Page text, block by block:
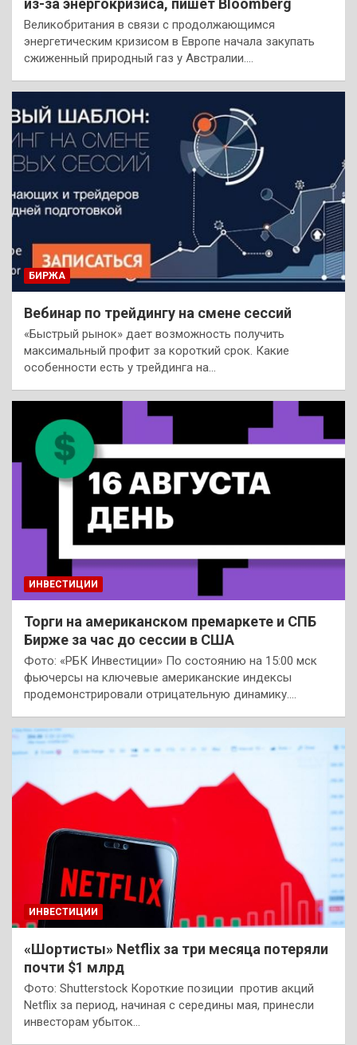
из-за энергокризиса, пишет Bloomberg
Великобритания в связи с продолжающимся
энергетическим кризисом в Европе начала закупать
сжиженный природный газ у Австралии.…
БИРЖА
Вебинар по трейдингу на смене сессий
«Быстрый рынок» дает возможность получить
максимальный профит за короткий срок. Какие
особенности есть у трейдинга на…
ИНВЕСТИЦИИ
Торги на американском премаркете и СПБ
Бирже за час до сессии в США
Фото: «РБК Инвестиции» По состоянию на 15:00 мск
фьючерсы на ключевые американские индексы
продемонстрировали отрицательную динамику.…
ИНВЕСТИЦИИ
«Шортисты» Netflix за три месяца потеряли
почти $1 млрд
Фото: Shutterstock Короткие позиции против акций
Netflix за период, начиная с середины мая, принесли
инвесторам убыток…